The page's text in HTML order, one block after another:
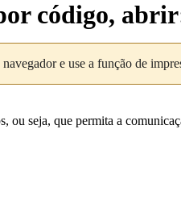
código,
e use a função de
seja, que permita a